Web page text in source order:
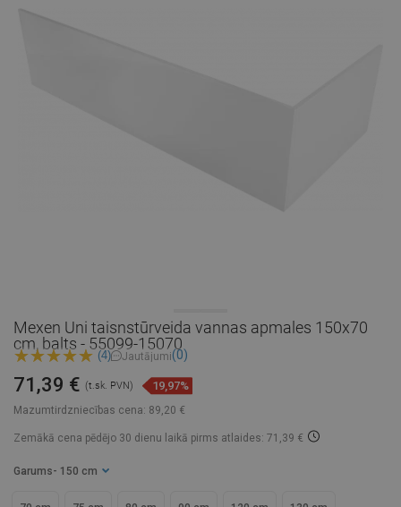
Mexen Uni taisnstūrveida vannas apmales 150x70
cm, balts - 55099-15070
(4) Jautājumi(0)
Mazumtirdzniecības cena: 89,20 €
71,39 € (t.sk. PVN) 19,97%
Zemākā cena pēdējo 30 dienu laikā pirms atlaides: 71,39 €
Garums - 150 cm